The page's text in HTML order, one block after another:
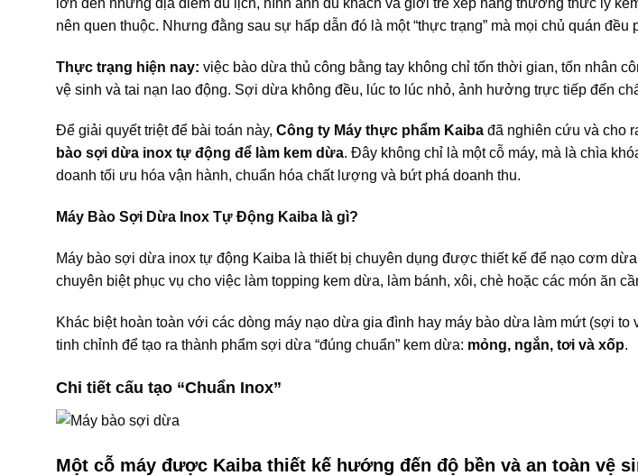
nên quen thuộc. Nhưng đằng sau sự hấp dẫn đó là một “thực trạng” mà mọi chủ quán
Thực trạng hiện nay: việc bào dừa thủ công bằng tay không chỉ tốn thời gian, tốn nhân
vệ sinh và tai nạn lao động. Sợi dừa không đều, lúc to lúc nhỏ, ảnh hưởng trực tiếp đến
Để giải quyết triệt để bài toán này, Công ty Máy thực phẩm Kaiba đã nghiên cứu và cho
bào sợi dừa inox tự động để làm kem dừa. Đây không chỉ là một cỗ máy, mà là chìa
doanh tối ưu hóa vận hành, chuẩn hóa chất lượng và bứt phá doanh thu.
Máy Bào Sợi Dừa Inox Tự Động Kaiba là gì?
Máy bào sợi dừa inox tự động Kaiba là thiết bị chuyên dụng được thiết kế để nạo cơm
chuyên biệt phục vụ cho việc làm topping kem dừa, làm bánh, xôi, chè hoặc các món ăn
Khác biệt hoàn toàn với các dòng máy nạo dừa gia đình hay máy bào dừa làm mứt (sợi
tinh chỉnh để tạo ra thành phẩm sợi dừa “đúng chuẩn” kem dừa: mỏng, ngắn, tơi và xốp.
Chi tiết cấu tạo “Chuẩn Inox”
Một cỗ máy được Kaiba thiết kế hướng đến độ bền và an toàn vệ